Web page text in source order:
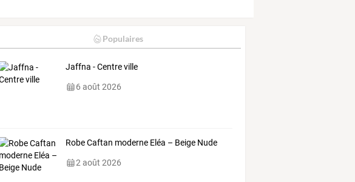
Populaires
Jaffna - Centre ville
6 août 2026
Robe Caftan moderne Eléa – Beige Nude
2 août 2026